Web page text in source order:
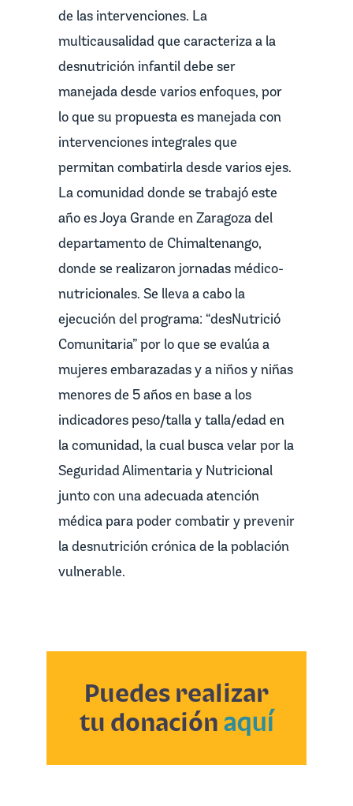
de las intervenciones. La
multicausalidad que caracteriza a la
desnutrición infantil debe ser
manejada desde varios enfoques, por
lo que su propuesta es manejada con
intervenciones integrales que
permitan combatirla desde varios ejes.
La comunidad donde se trabajó este
año es Joya Grande en Zaragoza del
departamento de Chimaltenango,
donde se realizaron jornadas médico-
nutricionales. Se lleva a cabo la
ejecución del programa: “desNutrició
Comunitaria” por lo que se evalúa a
mujeres embarazadas y a niños y niñas
menores de 5 años en base a los
indicadores peso/talla y talla/edad en
la comunidad, la cual busca velar por la
Seguridad Alimentaria y Nutricional
junto con una adecuada atención
médica para poder combatir y prevenir
la desnutrición crónica de la población
vulnerable.
Puedes realizar
tu donación aquí